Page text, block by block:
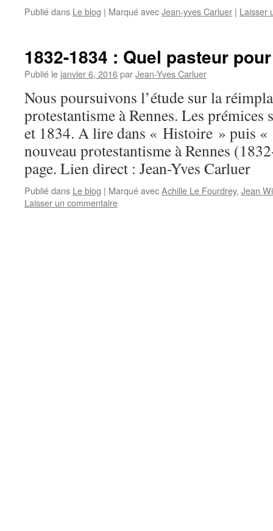
Publié dans Le blog | Marqué avecJean-yves Carluer | Laisser
1832-1834 : Quel pasteur
Publié le janvier 6, 2016parJean-Yves Carluer
Nous poursuivons l’étude sur la
protestantisme à Rennes. Les prémices
et 1834. A lire dans « Histoire » puis
nouveau protestantisme à Rennes
page. Lien direct : Jean-Yves Carluer
Publié dans Le blog | Marqué avecAchille Le Fourdrey, Jean
Laisser un commentaire